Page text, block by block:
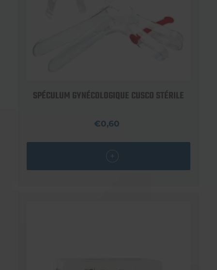
SPÉCULUM GYNÉCOLOGIQUE CUSCO STÉRILE
€0,60